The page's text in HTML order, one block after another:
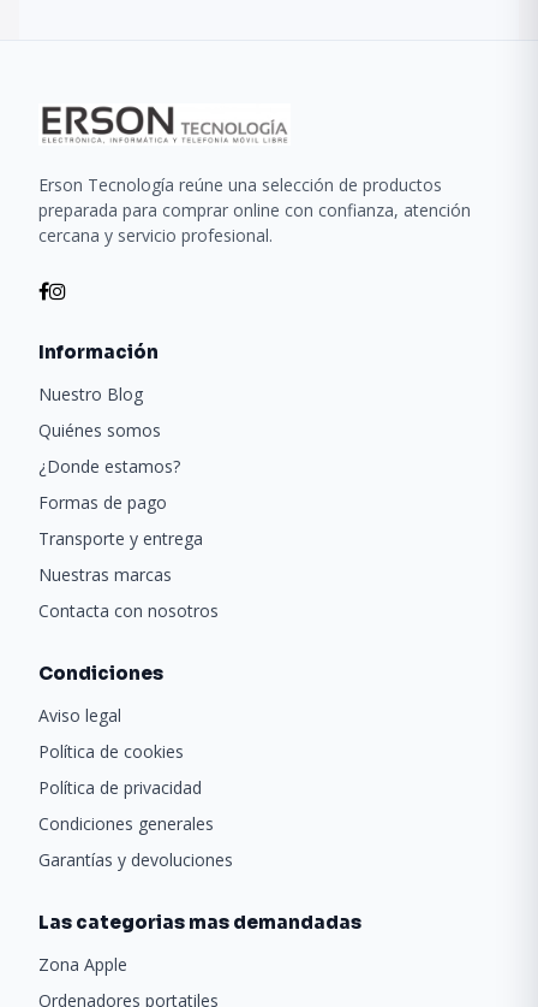
Erson Tecnología reúne una selección de productos
preparada para comprar online con confianza, atención
cercana y servicio profesional.
Información
Nuestro Blog
Quiénes somos
¿Donde estamos?
Formas de pago
Transporte y entrega
Nuestras marcas
Contacta con nosotros
Condiciones
Aviso legal
Política de cookies
Política de privacidad
Condiciones generales
Garantías y devoluciones
Las categorias mas demandadas
Zona Apple
Ordenadores portatiles